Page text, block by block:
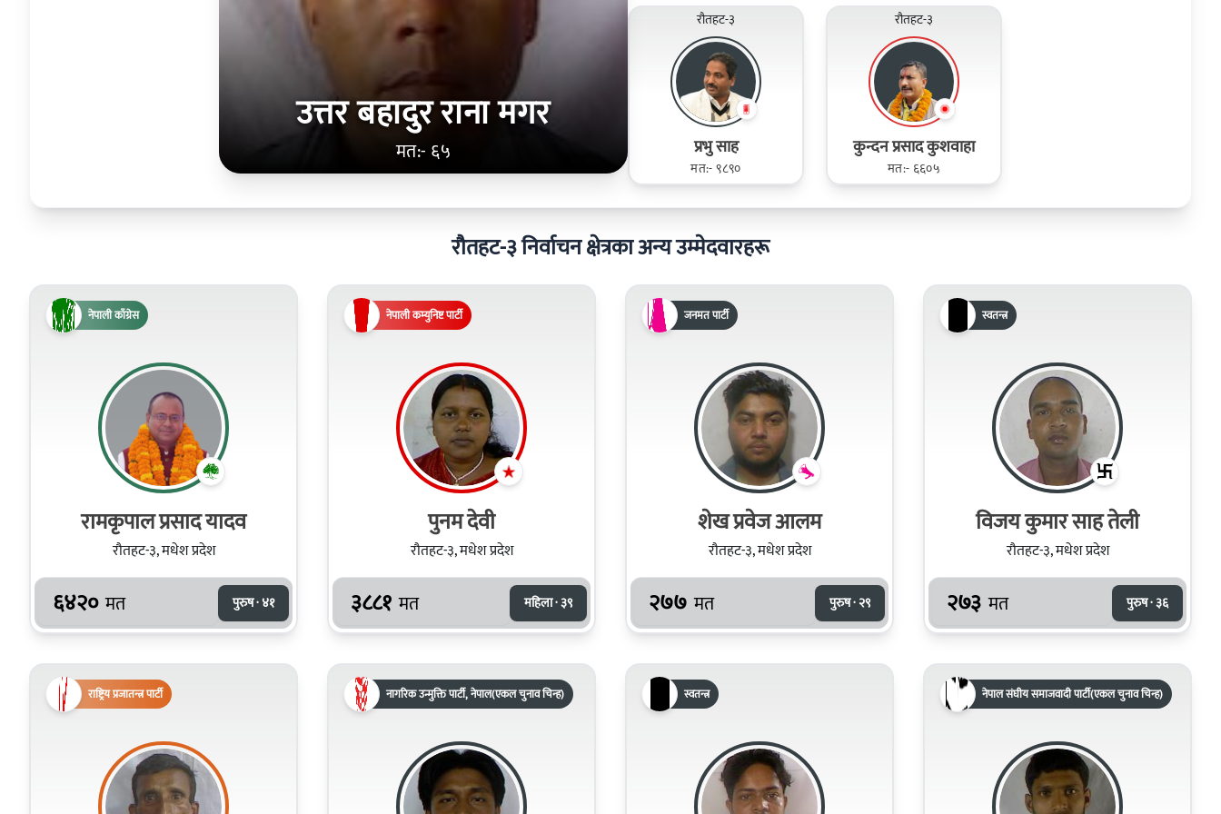
उत्तर बहादुर राना मगर
मत:- ६५
रौतहट-३
प्रभु साह
मत:- ९८९०
रौतहट-३
कुन्दन प्रसाद कुशवाहा
मत:- ६६०५
रौतहट-३ निर्वाचन क्षेत्रका अन्य उम्मेदवारहरू
नेपाली काँग्रेस
रामकृपाल प्रसाद यादव
रौतहट-३, मधेश प्रदेश
६४२० मत पुरुष · ४१
नेपाली कम्युनिष्ट पार्टी
पुनम देवी
रौतहट-३, मधेश प्रदेश
३८८१ मत महिला · ३९
जनमत पार्टी
शेख प्रवेज आलम
रौतहट-३, मधेश प्रदेश
२७७ मत पुरुष · २९
स्वतन्त्र
विजय कुमार साह तेली
रौतहट-३, मधेश प्रदेश
२७३ मत पुरुष · ३६
राष्ट्रिय प्रजातन्त्र पार्टी नागरिक उन्मुक्ति पार्टी, नेपाल(एकल चुनाव चिन्ह) स्वतन्त्र नेपाल संघीय समाजवादी पार्टी(एकल चुनाव चिन्ह)